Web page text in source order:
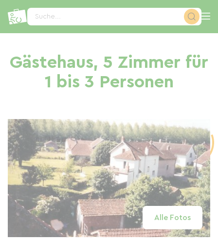
Suche...
Gästehaus, 5 Zimmer für
1 bis 3 Personen
Alle Fotos
Cookie-Einstellungen